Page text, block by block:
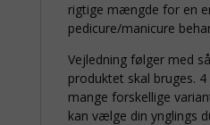
rigtige mængde for en
pedicure/manicure
Vejledning følger med
produktet skal bruges.
mange forskellige
kan vælge din ynglings